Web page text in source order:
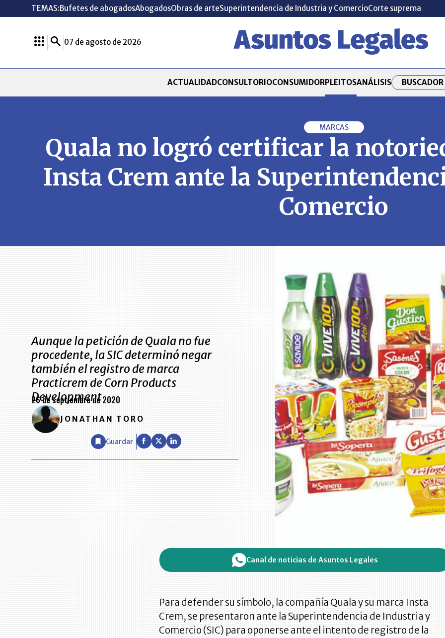
TEMAS:Bufetes de abogadosAbogadosObras de arteSuperintendencia de Industria y ComercioCorte suprema
07 de agosto de 2026
ACTUALIDADCONSULTORIOCONSUMIDORPLEITOSANÁLISIS
MARCAS
Quala no logró certificar la
Insta Crem ante la
Comercio
Aunque la petición de Quala no fue
procedente, la SIC determinó negar
también el registro de marca
Practicrem de Corn Products
Development
26 de septiembre de 2020
JONATHAN TORO
Guardar
Canal de noticias de Asuntos Legales
Para defender su símbolo, la compañía Quala y su marca Insta
Crem, se presentaron ante la Superintendencia de Industria y
Comercio (SIC) para oponerse ante el intento de registro de la